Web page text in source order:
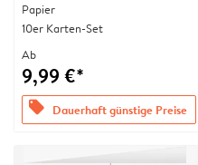
Papier
10er Karten-Set
Ab
9,99 €*
offers Dauerhaft günstige Preise